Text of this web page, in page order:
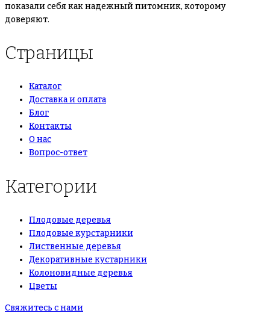
показали себя как надежный питомник, которому
доверяют.
Страницы
Каталог
Доставка и оплата
Блог
Контакты
О нас
Вопрос-ответ
Категории
Плодовые деревья
Плодовые курстарники
Лиственные деревья
Декоративные кустарники
Колоновидные деревья
Цветы
Свяжитесь с нами